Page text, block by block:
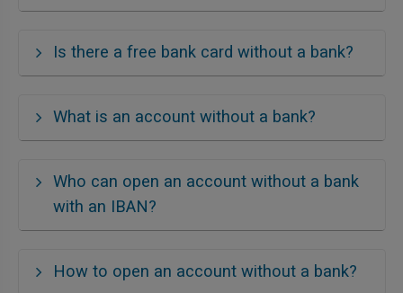
Is there a free bank card without a bank?
What is an account without a bank?
Who can open an account without a bank
with an IBAN?
How to open an account without a bank?